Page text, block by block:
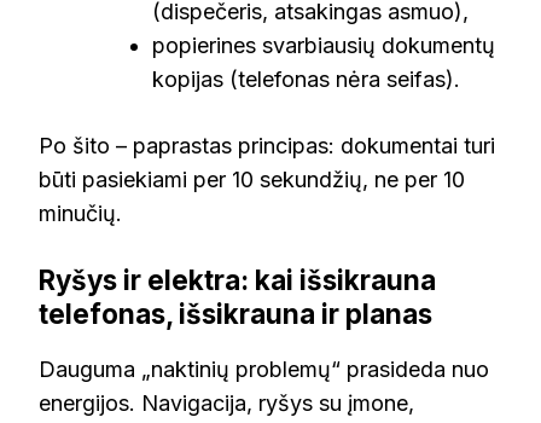
(dispečeris, atsakingas asmuo),
popierines svarbiausių dokumentų
kopijas (telefonas nėra seifas).
Po šito – paprastas principas: dokumentai turi
būti pasiekiami per 10 sekundžių, ne per 10
minučių.
Ryšys ir elektra: kai išsikrauna
telefonas, išsikrauna ir planas
Dauguma „naktinių problemų“ prasideda nuo
energijos. Navigacija, ryšys su įmone,